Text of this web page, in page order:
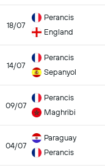
18/07
Perancis
England
14/07
Perancis
Sepanyol
09/07
Perancis
Maghribi
04/07
Paraguay
Perancis